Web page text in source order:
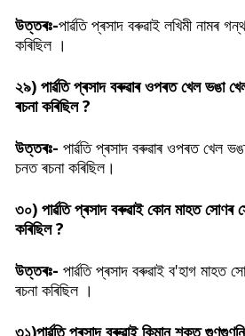
উত্তৰঃ-পাৰ্ৱতি প্ৰসাদ বৰুৱাই লখিমী নামৰ
কৰিছিল ।
২৯) পাৰ্ৱতি প্ৰসাদ বৰুৱাৰ ওপৰত খেল ভঙা
ৰচনা কৰিছিল ?
উত্তৰঃ- পাৰ্ৱতি প্ৰসাদ বৰুৱাৰ ওপৰত খেল
চনত ৰচনা কৰিছিল।
৩০) পাৰ্ৱতি প্ৰসাদ বৰুৱাই কোন মাহত সোণৰ
কৰিছিল ?
উত্তৰঃ- পাৰ্ৱতি প্ৰসাদ বৰুৱাই ব'হাগ মাহত
ৰচনা কৰিছিল ।
৩১)পাৰ্ৱতি প্ৰসাদ বৰুৱাই কিমান শকত